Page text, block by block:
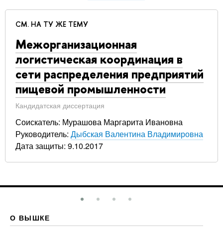
СМ. НА ТУ ЖЕ ТЕМУ
Межорганизационная
логистическая координация в
сети распределения предприятий
пищевой промышленности
Кандидатская диссертация
Соискатель: Мурашова Маргарита Ивановна
Руководитель: Дыбская Валентина Владимировна
Дата защиты: 9.10.2017
О ВЫШКЕ